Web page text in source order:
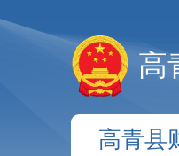
高
高青县